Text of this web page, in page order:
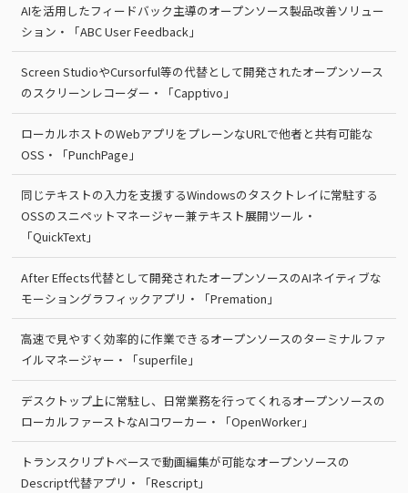
AIを活用したフィードバック主導のオープンソース製品改善ソリュー
ション・「ABC User Feedback」
Screen StudioやCursorful等の代替として開発されたオープンソース
のスクリーンレコーダー・「Capptivo」
ローカルホストのWebアプリをプレーンなURLで他者と共有可能な
OSS・「PunchPage」
同じテキストの入力を支援するWindowsのタスクトレイに常駐する
OSSのスニペットマネージャー兼テキスト展開ツール・
「QuickText」
After Effects代替として開発されたオープンソースのAIネイティブな
モーショングラフィックアプリ・「Premation」
高速で見やすく効率的に作業できるオープンソースのターミナルファ
イルマネージャー・「superfile」
デスクトップ上に常駐し、日常業務を行ってくれるオープンソースの
ローカルファーストなAIコワーカー・「OpenWorker」
トランスクリプトベースで動画編集が可能なオープンソースの
Descript代替アプリ・「Rescript」